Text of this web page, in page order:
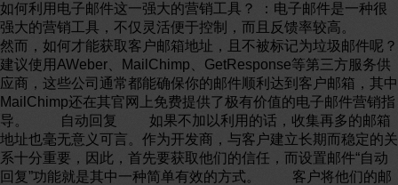
如何利用电子邮件这一强大的营销工具？ ：电子邮件是一种很
强大的营销工具，不仅灵活便于控制，而且反馈率较高。
然而，如何才能获取客户邮箱地址，且不被标记为垃圾邮件呢？
建议使用AWeber、MailChimp、GetResponse等第三方服务供
应商，这些公司通常都能确保你的邮件顺利达到客户邮箱，其中
MailChimp还在其官网上免费提供了极有价值的电子邮件营销指
导。 自动回复 如果不加以利用的话，收集再多的邮箱
地址也毫无意义可言。作为开发商，与客户建立长期而稳定的关
系十分重要，因此，首先要获取他们的信任，而设置邮件“自动
回复”功能就是其中一种简单有效的方式。 客户将他们的邮